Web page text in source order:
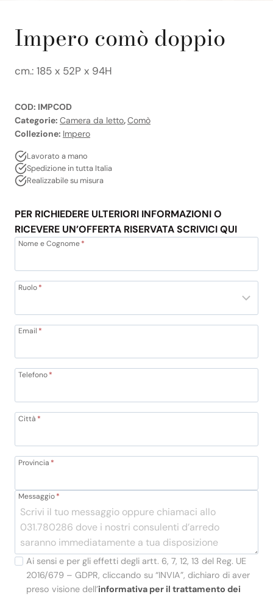
Impero comò doppio
cm.: 185 x 52P x 94H
COD: IMPCOD
Categorie: Camera da letto,Comò
Collezione: Impero
Lavorato a mano
Spedizione in tutta Italia
Realizzabile su misura
PER RICHIEDERE ULTERIORI INFORMAZIONI O
RICEVERE UN’OFFERTA RISERVATA SCRIVICI QUI
Nome e Cognome*
Ruolo*
Email *
Telefono*
Città *
Provincia *
Messaggio*
Ai sensi e per gli effetti degli artt. 6, 7, 12, 13 del Reg. UE
2016/679 – GDPR, cliccando su “INVIA”, dichiaro di aver
preso visione dell’informativa per il trattamento dei